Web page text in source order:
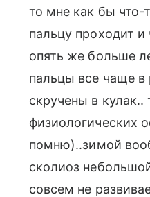
то мне как бы что-
пальцу проходит
опять же больше
пальцы все чаще
скручены в кулак..
физиологических
помню)..зимой
сколиоз
совсем не